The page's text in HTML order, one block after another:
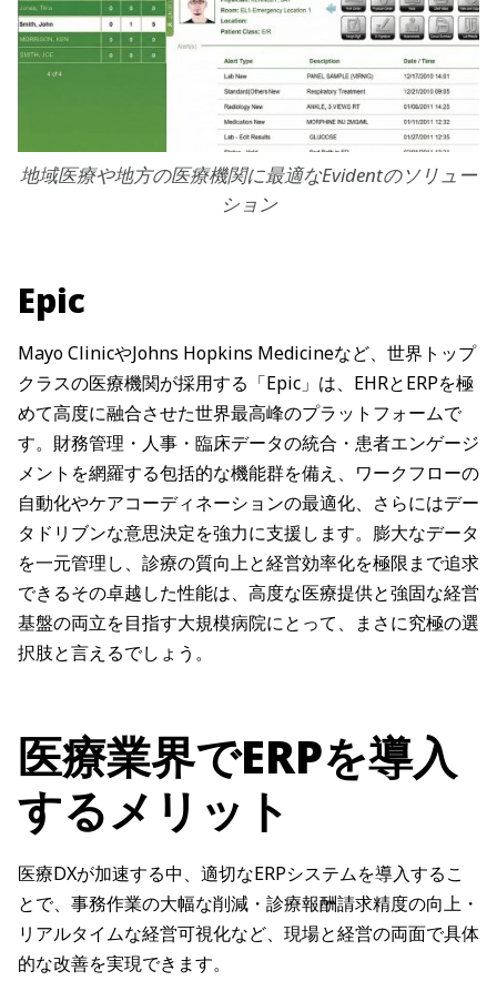
地域医療や地方の医療機関に最適なEvidentのソリュー
ション
Epic
Mayo ClinicやJohns Hopkins Medicineなど、世界トップ
クラスの医療機関が採用する「Epic」は、EHRとERPを極
めて高度に融合させた世界最高峰のプラットフォームで
す。財務管理・人事・臨床データの統合・患者エンゲージ
メントを網羅する包括的な機能群を備え、ワークフローの
自動化やケアコーディネーションの最適化、さらにはデー
タドリブンな意思決定を強力に支援します。膨大なデータ
を一元管理し、診療の質向上と経営効率化を極限まで追求
できるその卓越した性能は、高度な医療提供と強固な経営
基盤の両立を目指す大規模病院にとって、まさに究極の選
択肢と言えるでしょう。
医療業界でERPを導入
するメリット
医療DXが加速する中、適切なERPシステムを導入するこ
とで、事務作業の大幅な削減・診療報酬請求精度の向上・
リアルタイムな経営可視化など、現場と経営の両面で具体
的な改善を実現できます。